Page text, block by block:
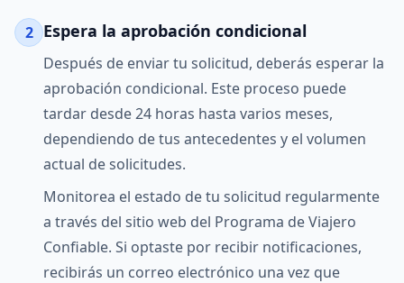
2 Espera la aprobación condicional
Después de enviar tu solicitud, deberás esperar la
aprobación condicional. Este proceso puede
tardar desde 24 horas hasta varios meses,
dependiendo de tus antecedentes y el volumen
actual de solicitudes.
Monitorea el estado de tu solicitud regularmente
a través del sitio web del Programa de Viajero
Confiable. Si optaste por recibir notificaciones,
recibirás un correo electrónico una vez que